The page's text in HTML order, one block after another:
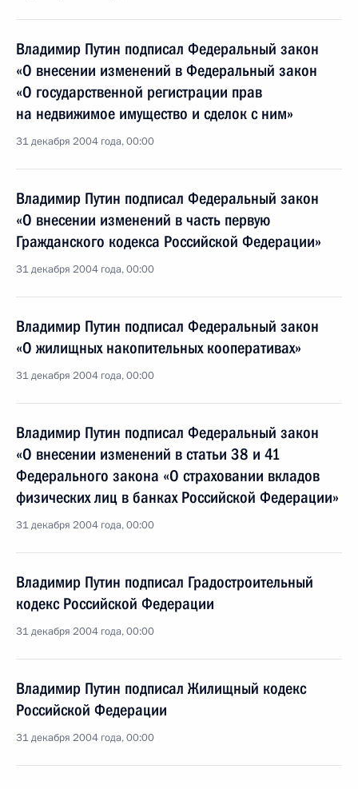
Владимир Путин подписал Федеральный закон
«О внесении изменений в Федеральный закон
«О государственной регистрации прав
на недвижимое имущество и сделок с ним»
31 декабря 2004 года, 00:00
Владимир Путин подписал Федеральный закон
«О внесении изменений в часть первую
Гражданского кодекса Российской Федерации»
31 декабря 2004 года, 00:00
Владимир Путин подписал Федеральный закон
«О жилищных накопительных кооперативах»
31 декабря 2004 года, 00:00
Владимир Путин подписал Федеральный закон
«О внесении изменений в статьи 38 и 41
Федерального закона «О страховании вкладов
физических лиц в банках Российской Федерации»
31 декабря 2004 года, 00:00
Владимир Путин подписал Градостроительный
кодекс Российской Федерации
31 декабря 2004 года, 00:00
Владимир Путин подписал Жилищный кодекс
Российской Федерации
31 декабря 2004 года, 00:00